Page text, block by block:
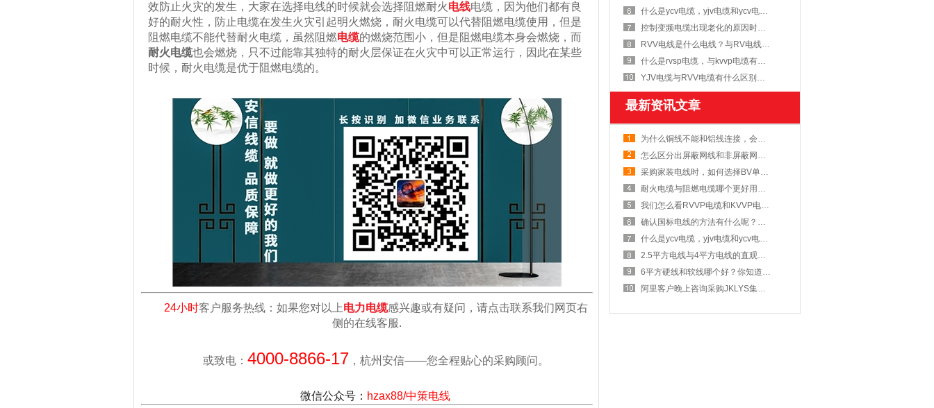
效防止火灾的发生，大家在选择电线的时候就会选择阻燃耐火电线电缆，因为他们都有良
好的耐火性，防止电缆在发生火灾引起明火燃烧，耐火电缆可以代替阻燃电缆使用，但是
阻燃电缆不能代替耐火电缆，虽然阻燃电缆的燃烧范围小，但是阻燃电缆本身会燃烧，而
耐火电缆也会燃烧，只不过能靠其独特的耐火层保证在火灾中可以正常运行，因此在某些
时候，耐火电缆是优于阻燃电缆的。
24小时客户服务热线：如果您对以上电力电缆感兴趣或有疑问，请点击联系我们网页右
侧的在线客服.
或致电： 4000-8866-17 ，杭州安信——您全程贴心的采购顾问。
微信公众号： hzax88/中策电线
什么是ycv电缆，yjv电缆和ycv电缆的区别？【杭州安信】
控制变频电缆出现老化的原因时什么呢？【杭州安信】
RVV电线是什么电线？与RV电线有什么区别呢？
什么是rvsp电缆，与kvvp电缆有什么区别呢？【杭州安信】
YJV电缆与RVV电缆有什么区别呢？【杭州安信】
最新资讯文章
为什么铜线不能和铝线连接，会出现什么后果呢？
怎么区分出屏蔽网线和非屏蔽网线哪个比较好用？
采购家装电线时，如何选择BV单股硬线和BVR多股软线？【杭海线缆】
耐火电缆与阻燃电缆哪个更好用？耐火电缆能燃烧起来吗？
我们怎么看RVVP电缆和KVVP电缆的不同之处呢？【杭海线缆】
确认国标电线的方法有什么呢？杭海线缆教您几招！
什么是ycv电缆，yjv电缆和ycv电缆的区别？【杭州安信】
2.5平方电线与4平方电线的直观区别是什么？
6平方硬线和软线哪个好？你知道嘛？
阿里客户晚上咨询采购JKLYS集束铝电缆！【杭州安信】